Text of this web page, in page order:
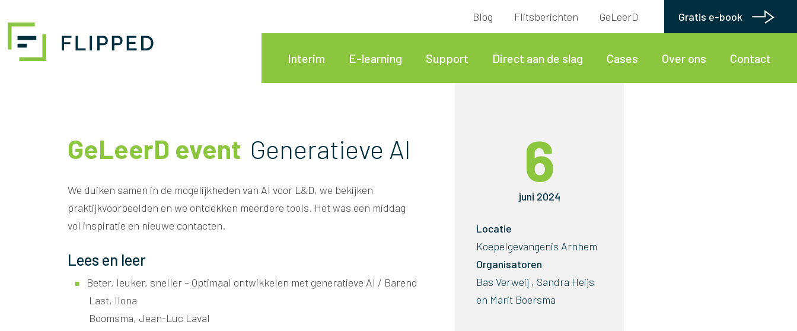
naar
inhoud
Blog Flitsberichten GeLeerD Gratis e-book
Interim E-learning Support Direct aan de slag Cases Over ons Contact
GeLeerD event Generatieve AI
We duiken samen in de mogelijkheden van AI voor L&D, we bekijken
praktijkvoorbeelden en we ontdekken meerdere tools. Het was een middag
vol inspiratie en nieuwe contacten.
Lees en leer
Beter, leuker, sneller – Optimaal ontwikkelen met generatieve AI / Barend
Last, Ilona
Boomsma, Jean-Luc Laval
6
juni 2024
Locatie
Koepelgevangenis Arnhem
Organisatoren
Bas Verweij , Sandra Heijs
en Marit Boersma